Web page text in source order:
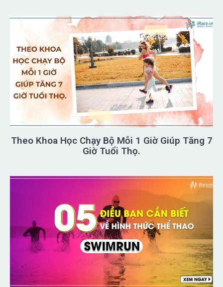
Theo Khoa Học Chạy Bộ Mỗi 1 Giờ Giúp Tăng 7
Giờ Tuổi Thọ.